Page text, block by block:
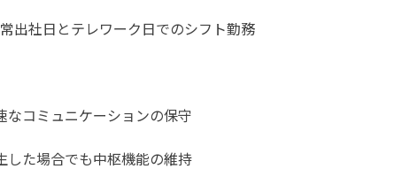
出社日とテレワーク日でのシフト勤務
コミュニケーションの保守
た場合でも中枢機能の維持